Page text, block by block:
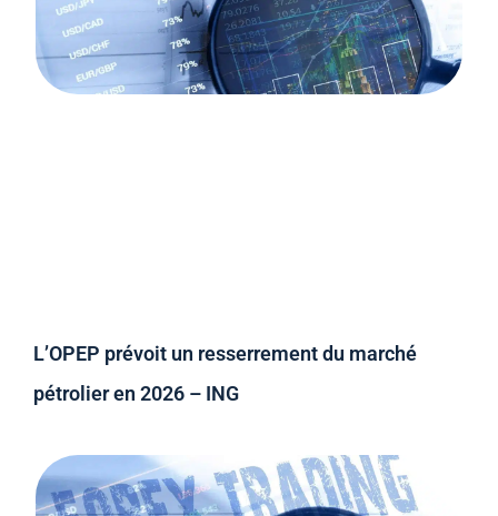
L’OPEP prévoit un resserrement du marché
pétrolier en 2026 – ING